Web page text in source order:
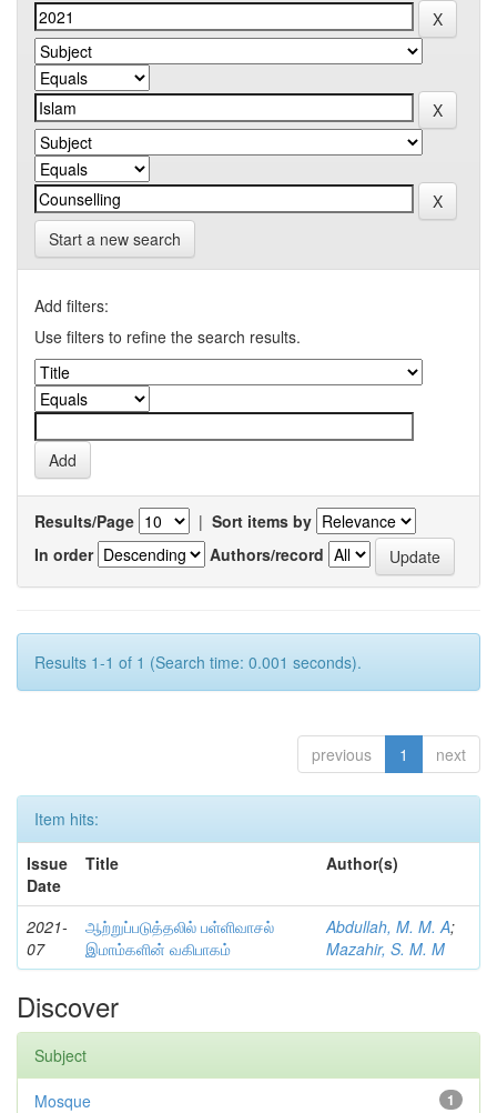
Start a new search
Add filters:
Use filters to refine the search results.
Results/Page | Sort items by
In order
Authors/record
Results 1-1 of 1 (Search time: 0.001 seconds).
previous 1 next
Item hits:
Issue
Date
Title Author(s)
2021-
07
ஆற்றுப்படுத்தலில் பள்ளிவாசல்
இமாம்களின் வகிபாகம்
Abdullah, M. M. A;
Mazahir, S. M. M
Discover
Subject
1
Mosque